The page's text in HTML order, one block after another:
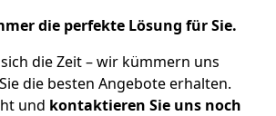
die perfekte Lösung für Sie.
die Zeit – wir kümmern uns
die besten Angebote erhalten.
und kontaktieren Sie uns noch